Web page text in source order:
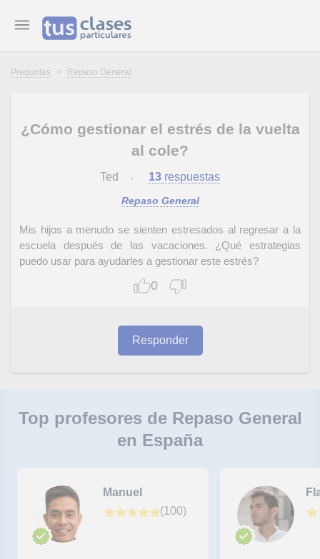
Preguntas > Repaso General
¿Cómo gestionar el estrés de la vuelta
al cole?
Ted 13 respuestas
Repaso General
Mis hijos a menudo se sienten estresados al regresar a la
escuela después de las vacaciones. ¿Qué estrategias
puedo usar para ayudarles a gestionar este estrés?
0
Responder
Top profesores de Repaso General
en España
Manuel
(100)